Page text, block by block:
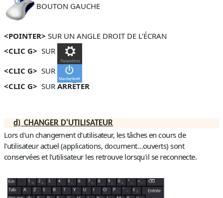
BOUTON GAUCHE
<POINTER> SUR UN ANGLE DROIT DE L'ÉCRAN
<CLIC G> SUR
<CLIC G> SUR
<CLIC G> SUR ARRÊTER
d) CHANGER D'UTILISATEUR
Lors d'un changement d'utilisateur, les tâches en cours de
l'utilisateur actuel (applications, document…ouverts) sont
conservées et l'utilisateur les retrouve lorsqu'il se reconnecte.